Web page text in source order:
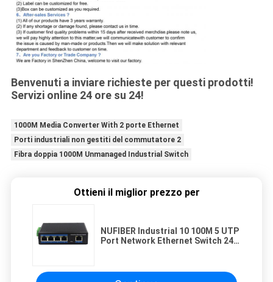
Benvenuti a inviare richieste per questi prodotti!
Servizi online 24 ore su 24!
1000M Media Converter With 2 porte Ethernet
Porti industriali non gestiti del commutatore 2
Fibra doppia 1000M Unmanaged Industrial Switch
Ottieni il miglior prezzo per
NUFIBER Industrial 10 100M 5 UTP
Port Network Ethernet Switch 24V